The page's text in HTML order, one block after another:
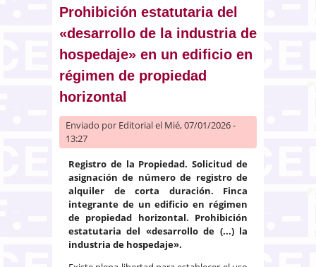
por la comunidad
Prohibición estatutaria del
«desarrollo de la industria de
hospedaje» en un edificio en
régimen de propiedad
horizontal
Enviado por Editorialel Mié, 07/01/2026 -
13:27
Registro de la Propiedad. Solicitud de
asignación de número de registro de
alquiler de corta duración. Finca
integrante de un edificio en régimen
de propiedad horizontal. Prohibición
estatutaria del «desarrollo de (...) la
industria de hospedaje».